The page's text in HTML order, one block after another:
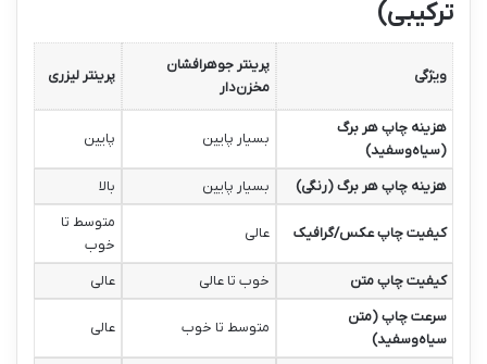
ترکیبی)
ویژگی
پرینتر جوهرافشان
مخزن‌دار
پرینتر لیزری
هزینه چاپ هر برگ
(سیاه‌وسفید)
بسیار پایین پایین
هزینه چاپ هر برگ (رنگی) بسیار پایین بالا
کیفیت چاپ عکس/گرافیک عالی
متوسط تا
خوب
کیفیت چاپ متن
خوب تا عالی
عالی
سرعت چاپ (متن
سیاه‌وسفید)
متوسط تا خوب عالی